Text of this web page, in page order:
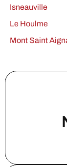
Isneauville
Le Houlme
Mont Saint